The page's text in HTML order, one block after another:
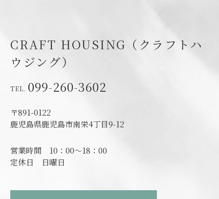
CRAFT HOUSING（クラフトハ
ウジング）
099-260-3602
〒891-0122
鹿児島県鹿児島市南栄4丁目9-12
営業時間 10：00～18：00
定休日
日曜日